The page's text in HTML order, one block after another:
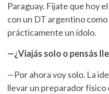
Paraguay. Fijate que hoy
con un DT argentino
prácticamente un ídolo.
—¿Viajás solo o pensás
—Por ahora voy solo. La
llevar un preparador físico